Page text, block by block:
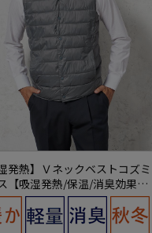
発熱】Ｖネックベストコズミ
【吸湿発熱/保温/消臭効果】
無地カジュアルアウターリッケ
カー秋冬